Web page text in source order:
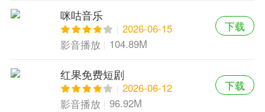
咪咕音乐
2026-06-15
影音播放
104.89M
下载
红果免费短剧
2026-06-12
影音播放
96.92M
下载